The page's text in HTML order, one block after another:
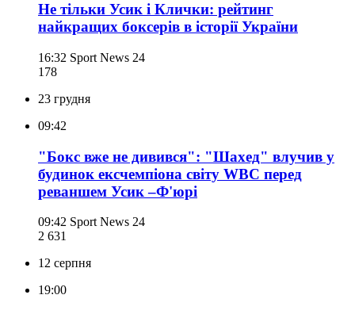
Не тільки Усик і Клички: рейтинг
найкращих боксерів в історії України
16:32 Sport News 24
178
23 грудня
09:42
"Бокс вже не дивився": "Шахед" влучив у
будинок ексчемпіона світу WBC перед
реваншем Усик –Ф'юрі
09:42 Sport News 24
2 631
12 серпня
19:00